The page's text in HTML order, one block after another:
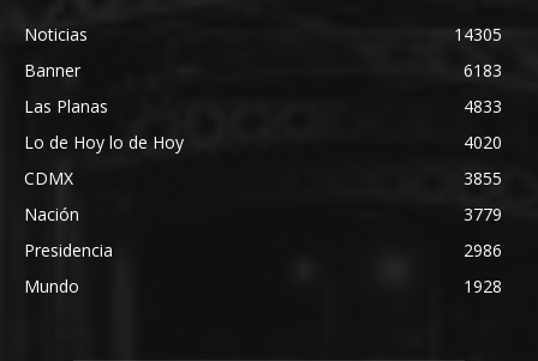
Noticias
14305
Banner
6183
Las Planas
4833
Lo de Hoy lo de Hoy
4020
CDMX
3855
Nación
3779
Presidencia
2986
Mundo
1928